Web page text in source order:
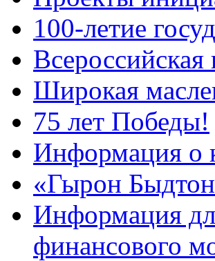
100-летие
Широкая
75 лет Победы!
Информация о
«Гырон
Информация
финансового